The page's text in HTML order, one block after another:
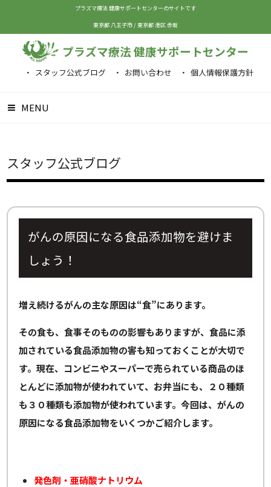
プラズマ療法 健康サポートセンターのサイトです
東京都 八王子市/東京都 港区 赤坂
プラズマ療法 健康サポートセンター
スタッフ公式ブログ お問い合わせ 個人情報保護方針
MENU
スタッフ公式ブログ
がんの原因になる食品添加物を避けま
しょう！
増え続けるがんの主な原因は“食”にあります。
その食も、食事そのものの影響もありますが、食品に添
加されている食品添加物の害も知っておくことが大切で
す。現在、コンビニやスーパーで売られている商品のほ
とんどに添加物が使われていて、お弁当にも、２０種類
も３０種類も添加物が使われています。今回は、がんの
原因になる食品添加物をいくつかご紹介します。
発色剤・亜硝酸ナトリウム